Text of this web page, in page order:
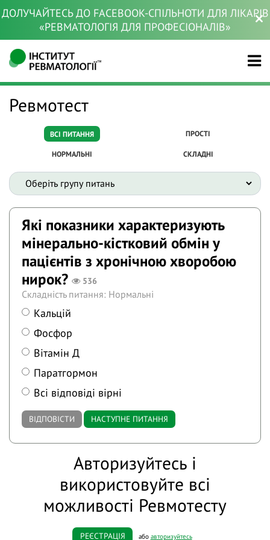
ДОЛУЧАЙТЕСЬ ДО FACEBOOK-СПІЛЬНОТИ ДЛЯ ЛІКАРІВ
«РЕВМАТОЛОГІЯ ДЛЯ ПРОФЕСІОНАЛІВ»
Ревмотест
ВСІ ПИТАННЯ ПРОСТІ
НОРМАЛЬНІ СКЛАДНІ
Які показники характеризують
мінерально-кістковий обмін у
пацієнтів з хронічною хворобою
нирок?
536
Складність питання: Нормальні
Кальцій
Фосфор
Вітамін Д
Паратгормон
Всі відповіді вірні
ВІДПОВІСТИ НАСТУПНЕ ПИТАННЯ
Авторизуйтесь і
використовуйте всі
можливості Ревмотесту
РЕЄСТРАЦІЯ або авторизуйтесь